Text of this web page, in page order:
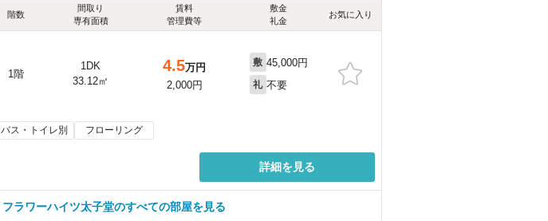
階数
間取り
専有面積
賃料
管理費等
敷金
礼金
お気に入り
1階
1DK
33.12㎡
4.5万円
2,000円
敷 45,000円
礼 不要
バス・トイレ別 フローリング
詳細を見る
フラワーハイツ太子堂のすべての部屋を見る